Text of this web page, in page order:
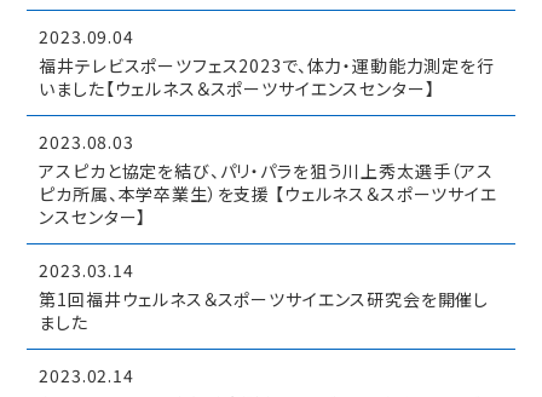
2023.09.04
福井テレビスポーツフェス2023で、体力・運動能力測定を行
いました【ウェルネス＆スポーツサイエンスセンター】
2023.08.03
アスピカと協定を結び、パリ・パラを狙う川上秀太選手（アス
ピカ所属、本学卒業生）を支援 【ウェルネス＆スポーツサイエ
ンスセンター】
2023.03.14
第1回福井ウェルネス＆スポーツサイエンス研究会を開催し
ました
2023.02.14